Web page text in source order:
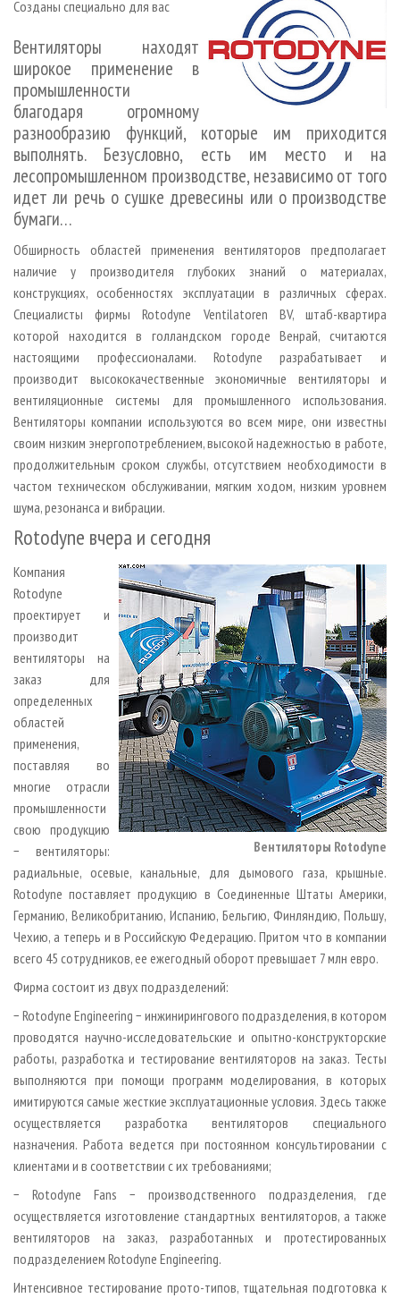
СУШКА ДРЕВЕСИНЫ
ПРОИЗВОДСТВО ДРЕВЕСНЫХ ПЛИТ
ДЕРЕВЯННОЕ ДОМОСТРОЕНИЕ
ПРОИЗВОДСТВО МЕБЕЛИ
БИОЭНЕРГЕТИКА
ЦБП
ИНСТРУМЕНТ И МАТЕРИАЛЫ
ПЕРСОНЫ
МОБИЛЬНЫЕ ВЫСТАВКИ
ОФИЦИАЛЬНЫЕ ДЕЛЕГАЦИИ
ПРИОРИТЕТНЫЕ ИНВЕСТПРОЕКТЫ
RUSSIAN FORESTRY REVIEW
ГАЗЕТА ЛЕСПРОМФОРУМ
БИБЛИОТЕКА СПЕЦИАЛИСТА
КОНТАКТЫ
РЕКЛАМА
РЕКЛАМА НА САЙТЕ
Созданы специально для вас
Вентиляторы находят
широкое применение в
промышленности
благодаря огромному
разнообразию функций, которые им приходится
выполнять. Безусловно, есть им место и на
лесопромышленном производстве, независимо от того
идет ли речь о сушке древесины или о производстве
бумаги…
Обширность областей применения вентиляторов предполагает
наличие у производителя глубоких знаний о материалах,
конструкциях, особенностях эксплуатации в различных сферах.
Специалисты фирмы Rotodyne Ventilatoren BV, штаб-квартира
которой находится в голландском городе Венрай, считаются
настоящими профессионалами. Rotodyne разрабатывает и
производит высококачественные экономичные вентиляторы и
вентиляционные системы для промышленного использования.
Вентиляторы компании используются во всем мире, они известны
своим низким энергопотреблением, высокой надежностью в работе,
продолжительным сроком службы, отсутствием необходимости в
частом техническом обслуживании, мягким ходом, низким уровнем
шума, резонанса и вибрации.
Rotodyne вчера и сегодня
Вентиляторы Rotodyne
Компания
Rotodyne
проектирует и
производит
вентиляторы на
заказ для
определенных
областей
применения,
поставляя во
многие отрасли
промышленности
свою продукцию
− вентиляторы:
радиальные, осевые, канальные, для дымового газа, крышные.
Rotodyne поставляет продукцию в Соединенные Штаты Америки,
Германию, Великобританию, Испанию, Бельгию, Финляндию, Польшу,
Чехию, а теперь и в Российскую Федерацию. Притом что в компании
всего 45 сотрудников, ее ежегодный оборот превышает 7 млн евро.
Фирма состоит из двух подразделений:
− Rotodyne Engineering − инжинирингового подразделения, в котором
проводятся научно-исследовательские и опытно-конструкторские
работы, разработка и тестирование вентиляторов на заказ. Тесты
выполняются при помощи программ моделирования, в которых
имитируются самые жесткие эксплуатационные условия. Здесь также
осуществляется разработка вентиляторов специального
назначения. Работа ведется при постоянном консультировании с
клиентами и в соответствии с их требованиями;
− Rotodyne Fans − производственного подразделения, где
осуществляется изготовление стандартных вентиляторов, а также
вентиляторов на заказ, разработанных и протестированных
подразделением Rotodyne Engineering.
Интенсивное тестирование прото-типов, тщательная подготовка к